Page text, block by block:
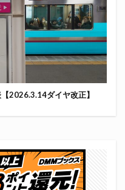
2026.3.14ダイヤ改正】